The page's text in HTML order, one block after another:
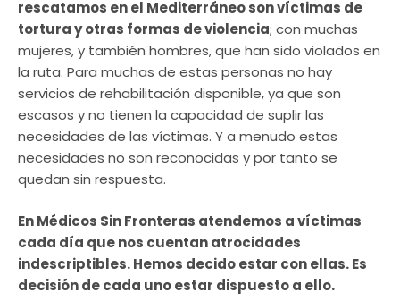
rescatamos en el Mediterráneo son víctimas de
tortura y otras formas de violencia; con muchas
mujeres, y también hombres, que han sido violados en
la ruta. Para muchas de estas personas no hay
servicios de rehabilitación disponible, ya que son
escasos y no tienen la capacidad de suplir las
necesidades de las víctimas. Y a menudo estas
necesidades no son reconocidas y por tanto se
quedan sin respuesta.
En Médicos Sin Fronteras atendemos a víctimas
cada día que nos cuentan atrocidades
indescriptibles. Hemos decido estar con ellas. Es
decisión de cada uno estar dispuesto a ello.